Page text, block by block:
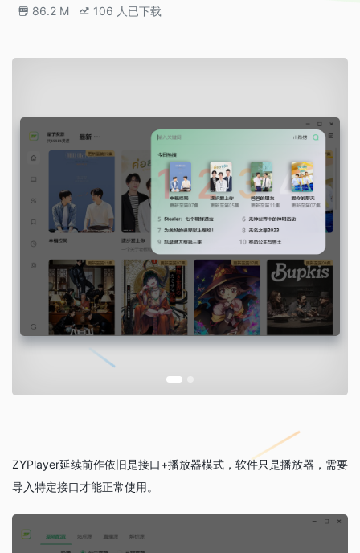
86.2 M 106 人已下载
ZYPlayer延续前作依旧是接口+播放器模式，软件只是播放器，需要
导入特定接口才能正常使用。